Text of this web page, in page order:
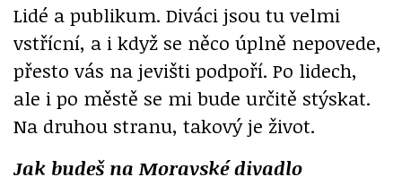
Lidé a publikum. Diváci jsou tu velmi
vstřícní, a i když se něco úplně nepovede,
přesto vás na jevišti podpoří. Po lidech,
ale i po městě se mi bude určitě stýskat.
Na druhou stranu, takový je život.
Jak budeš na Moravské divadlo